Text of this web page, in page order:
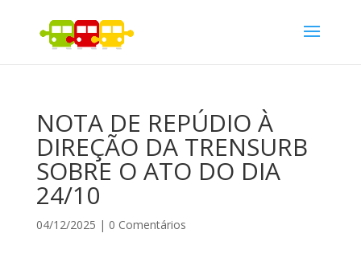
NOTA DE REPÚDIO À
DIREÇÃO DA TRENSURB
SOBRE O ATO DO DIA
24/10
04/12/2025 | 0 Comentários